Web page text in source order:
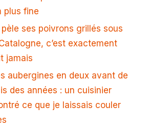
plus fine
ses poivrons grillés sous
c’est exactement
jamais
aubergines en deux avant de
des années : un cuisinier
ce que je laissais couler